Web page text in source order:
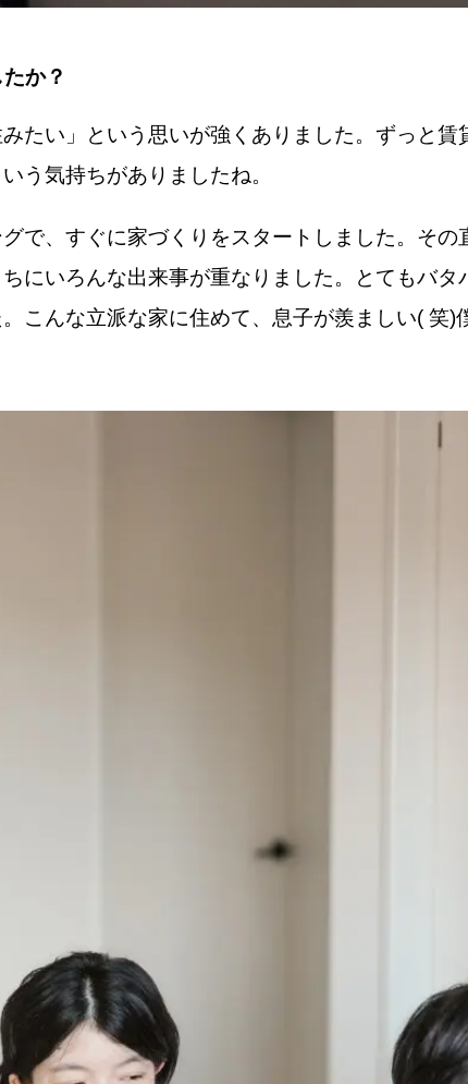
か？
たい」という思いが強くありました。ずっと
う気持ちがありましたね。
で、すぐに家づくりをスタートしました。そ
にいろんな出来事が重なりました。とてもバタ
こんな立派な家に住めて、息子が羨ましい( 笑)